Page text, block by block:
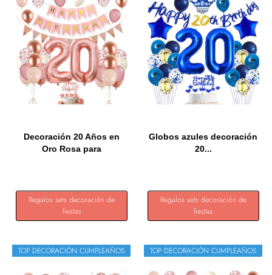
Decoración 20 Años en
Oro Rosa para
Regalos sets decoración de
fiestas
Globos azules decoración
20...
Regalos sets decoración de
fiestas
TOP DECORACIÓN CUMPLEAÑOS TOP DECORACIÓN CUMPLEAÑOS